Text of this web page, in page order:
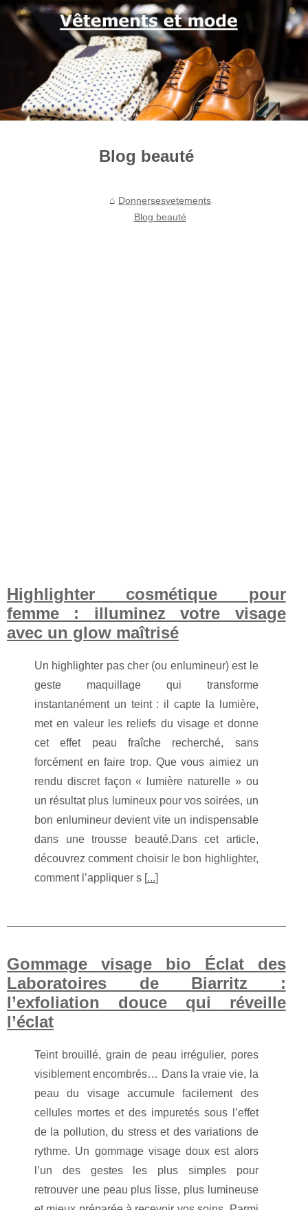
Blog beauté
Donnersesvetements
Blog beauté
Highlighter cosmétique pour
femme : illuminez votre visage
avec un glow maîtrisé
Un highlighter pas cher (ou enlumineur) est le
geste maquillage qui transforme
instantanément un teint : il capte la lumière,
met en valeur les reliefs du visage et donne
cet effet peau fraîche recherché, sans
forcément en faire trop. Que vous aimiez un
rendu discret façon « lumière naturelle » ou
un résultat plus lumineux pour vos soirées, un
bon enlumineur devient vite un indispensable
dans une trousse beauté.Dans cet article,
découvrez comment choisir le bon highlighter,
comment l’appliquer s [...]
Gommage visage bio Éclat des
Laboratoires de Biarritz :
l’exfoliation douce qui réveille
l’éclat
Teint brouillé, grain de peau irrégulier, pores
visiblement encombrés… Dans la vraie vie, la
peau du visage accumule facilement des
cellules mortes et des impuretés sous l’effet
de la pollution, du stress et des variations de
rythme. Un gommage visage doux est alors
l’un des gestes les plus simples pour
retrouver une peau plus lisse, plus lumineuse